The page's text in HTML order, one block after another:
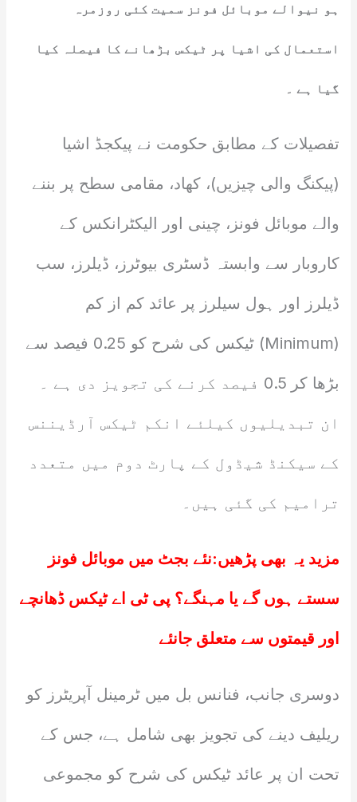
ہو نیوالے موبائل فونز سمیت کئی روزمرہ
استعمال کی اشیا پر ٹیکس بڑھانے کا فیصلہ کیا
گیا ہے ۔
تفصیلات کے مطابق حکومت نے پیکجڈ اشیا
(پیکنگ والی چیزیں)، کھاد، مقامی سطح پر بننے
والے موبائل فونز، چینی اور الیکٹرانکس کے
کاروبار سے وابستہ ڈسٹری بیوٹرز، ڈیلرز، سب
ڈیلرز اور ہول سیلرز پر عائد کم از کم
(Minimum) ٹیکس کی شرح کو 0.25 فیصد سے
بڑھا کر 0.5 فیصد کرنے کی تجویز دی ہے ۔
ان تبدیلیوں کیلئے انکم ٹیکس آرڈیننس
کے سیکنڈ شیڈول کے پارٹ دوم میں متعدد
ترامیم کی گئی ہیں۔
مزید یہ بھی پڑھیں:نئے بجٹ میں موبائل فونز
سستے ہوں گے یا مہنگے؟ پی ٹی اے ٹیکس ڈھانچے
اور قیمتوں سے متعلق جانئے
دوسری جانب، فنانس بل میں ٹرمینل آپریٹرز کو
ریلیف دینے کی تجویز بھی شامل ہے، جس کے
تحت ان پر عائد ٹیکس کی شرح کو مجموعی